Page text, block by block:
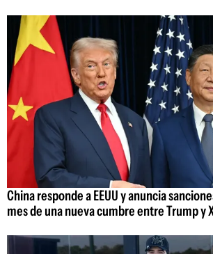
China responde a EEUU y anuncia
mes de una nueva cumbre entre Trump y